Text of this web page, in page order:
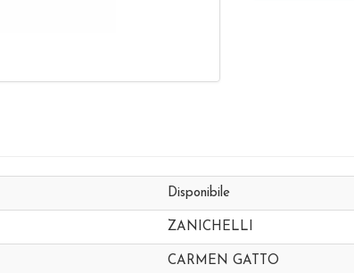
Disponibile
ZANICHELLI
CARMEN GATTO